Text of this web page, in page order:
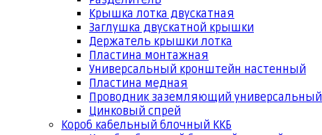
Крышка лотка двускатная
Заглушка двускатной крышки
Держатель крышки лотка
Пластина монтажная
Универсальный кронштейн настенный
Пластина медная
Проводник заземляющий универсальный
Цинковый спрей
Короб кабельный блочный ККБ